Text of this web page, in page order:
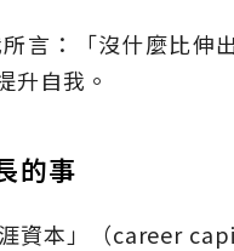
言：「沒什麼比伸
升自我。
的事
資本」（career